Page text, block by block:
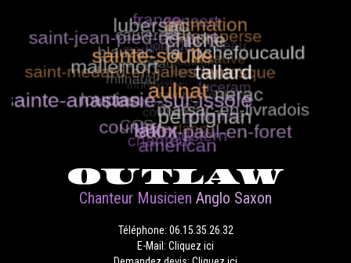
OUTLAW
Chanteur Musicien Anglo Saxon
Téléphone: 06.15.35.26.32
E-Mail: Cliquez ici